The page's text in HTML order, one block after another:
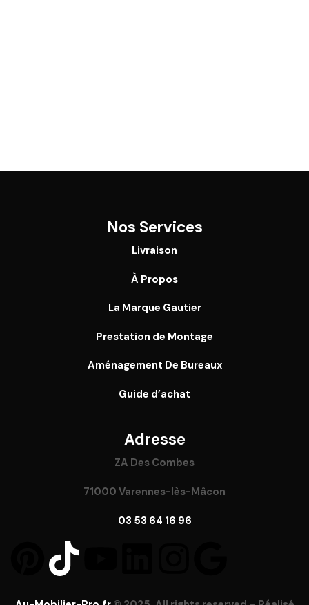
Nos Services
Livraison
À Propos
La Marque Gautier
Prestation de Montage
Aménagement De Bureaux
Guide d’achat
Adresse
ZA Des Combes
71000 Varennes-lès-Mâcon
03 53 64 16 96